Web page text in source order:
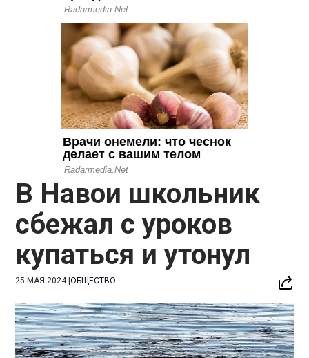
В Навои школьник
сбежал с уроков
купаться и утонул
25 МАЯ 2024|ОБЩЕСТВО